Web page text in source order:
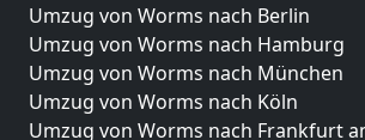
Umzug von Worms nach Berlin
Umzug von Worms nach Hamburg
Umzug von Worms nach München
Umzug von Worms nach Köln
Umzug von Worms nach Frankfurt